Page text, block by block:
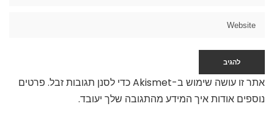
אתר זו עושה שימוש ב-Akismet כדי לסנן תגובות זבל.
פרטים
נוספים אודות איך המידע מהתגובה שלך יעובד.